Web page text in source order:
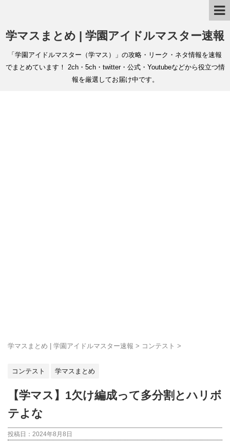
学マスまとめ | 学園アイドルマスター速報
「学園アイドルマスター（学マス）」の攻略・リーク・ネタ情報を速報
でまとめています！ 2ch・5ch・twitter・公式・Youtubeなどから役立つ情
報を厳選してお届け中です。
学マスまとめ | 学園アイドルマスター速報 > コンテスト >
コンテスト 学マスまとめ
【学マス】1欠け編成って多分割とハリボ
テよな
投稿日： 2024年8月8日